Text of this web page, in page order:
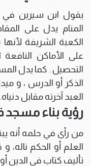
يقول ابن سيرين في
المنام يدل على
الكعبة الشريفة
على الأماكن النافعة
التحصيل . كما يدل
الذكر أو الدرس ، و
العبد آخرته مقابل دنياه.
رؤية بناء مسجد
من رأى في حلمه أنه
العلم أو الحكم ناله،
تأليف كتاب في الدين